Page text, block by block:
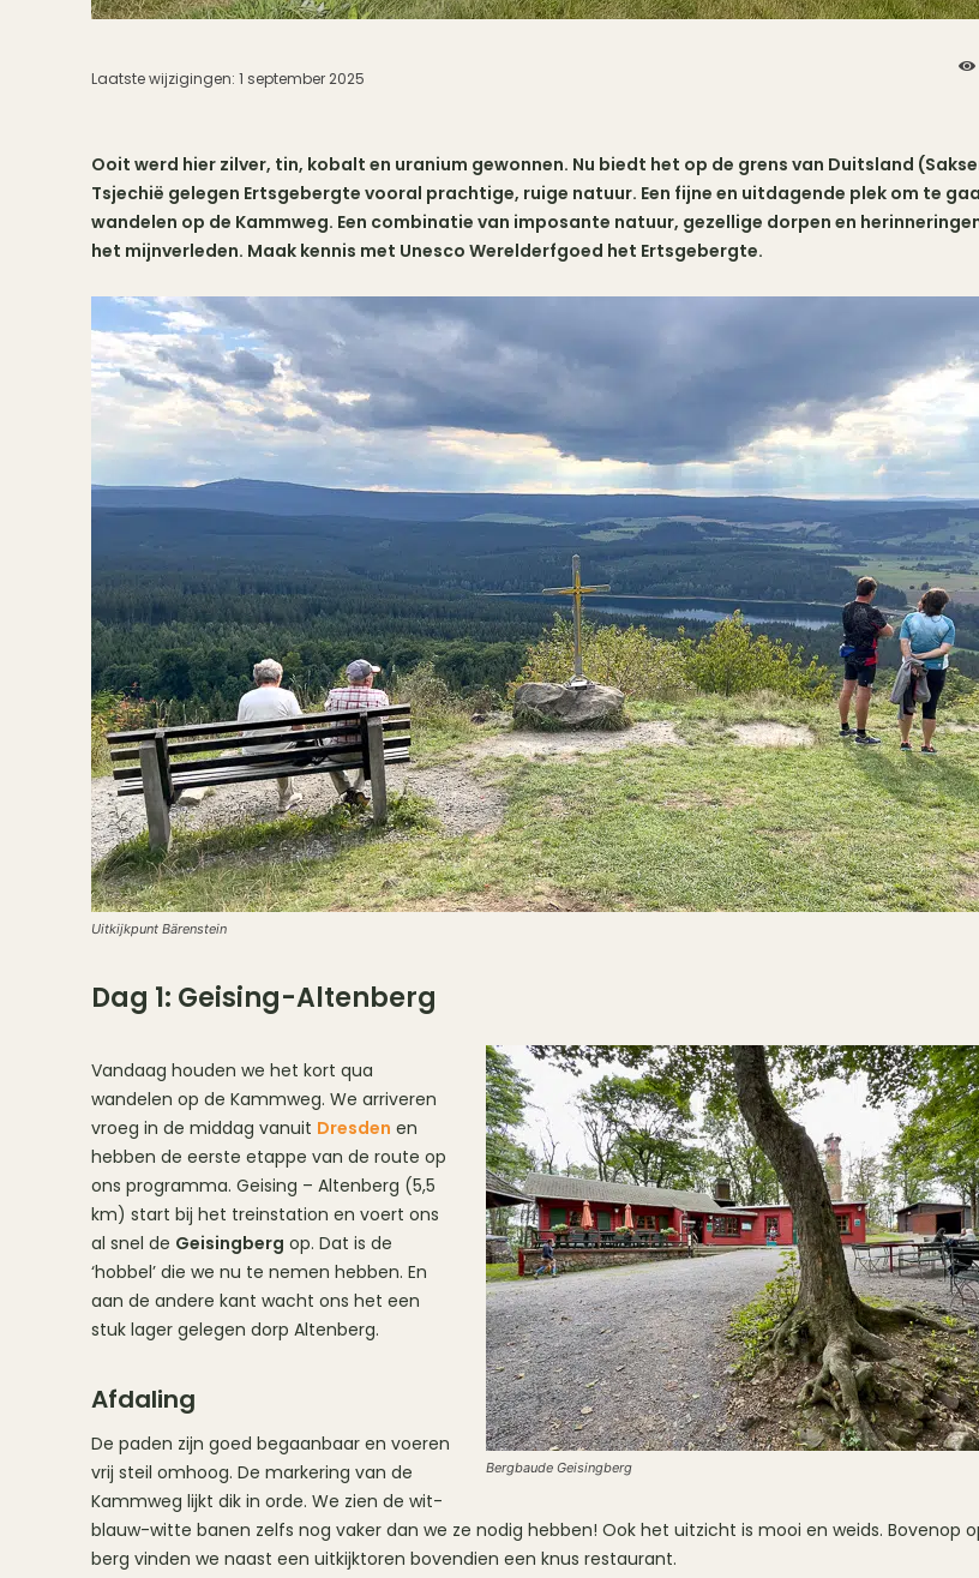
Laatste wijzigingen: 1 september 2025
Ooit werd hier zilver, tin, kobalt en uranium gewonnen. Nu biedt het op de grens van Duitsland
Tsjechië gelegen Ertsgebergte vooral prachtige, ruige natuur. Een fijne en uitdagende plek om te
wandelen op de Kammweg. Een combinatie van imposante natuur, gezellige dorpen en
het mijnverleden. Maak kennis met Unesco Werelderfgoed het Ertsgebergte.
Uitkijkpunt Bärenstein
Dag 1: Geising-Altenberg
Bergbaude Geisingberg
Vandaag houden we het kort qua
wandelen op de Kammweg. We arriveren
vroeg in de middag vanuit Dresden en
hebben de eerste etappe van de route op
ons programma. Geising – Altenberg (5,5
km) start bij het treinstation en voert ons
al snel de Geisingberg op. Dat is de
‘hobbel’ die we nu te nemen hebben. En
aan de andere kant wacht ons het een
stuk lager gelegen dorp Altenberg.
Afdaling
De paden zijn goed begaanbaar en voeren
vrij steil omhoog. De markering van de
Kammweg lijkt dik in orde. We zien de wit-
blauw-witte banen zelfs nog vaker dan we ze nodig hebben! Ook het uitzicht is mooi en weids. Bovenop
berg vinden we naast een uitkijktoren bovendien een knus restaurant.